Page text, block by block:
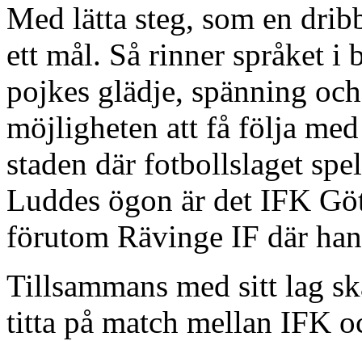
Med lätta steg, som en
ett mål. Så rinner språket i
pojkes glädje, spänning
möjligheten att få följa
staden där fotbollslaget
Luddes ögon är det IFK
förutom Rävinge IF där
Tillsammans med sitt lag
titta på match mellan IFK